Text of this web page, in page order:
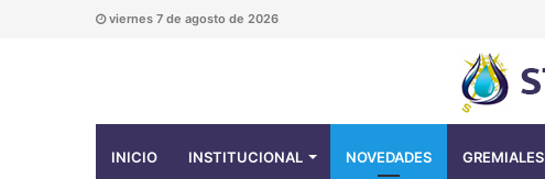
viernes 7 de agosto de 2026
INICIO INSTITUCIONAL NOVEDADES GREMIALES